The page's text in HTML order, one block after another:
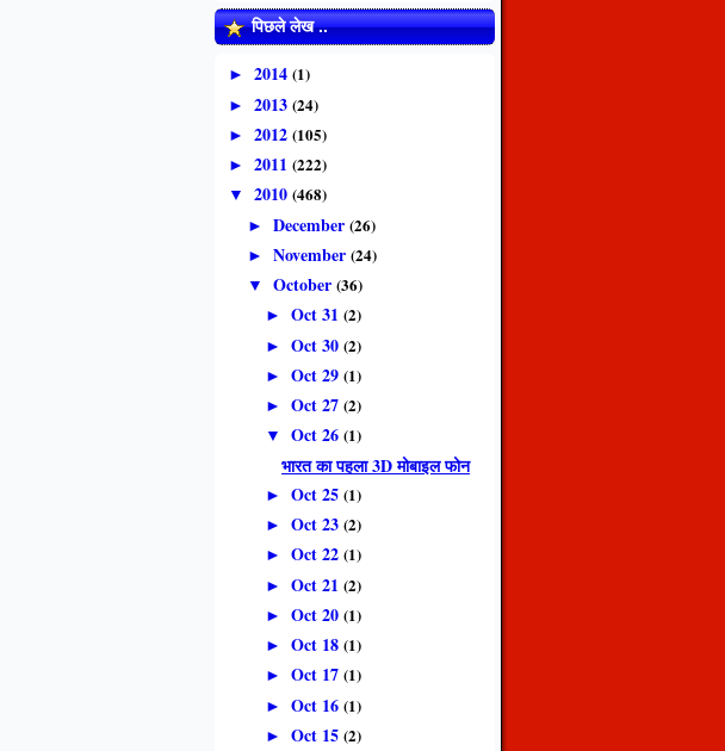
पिछले लेख ..
► 2014 (1)
► 2013 (24)
► 2012 (105)
► 2011 (222)
▼ 2010 (468)
► December (26)
► November (24)
▼ October (36)
►Oct 31(2)
►Oct 30(2)
►Oct 29(1)
►Oct 27(2)
▼Oct 26(1)
भारत का पहला 3D मोबाइल फोन
►Oct 25(1)
►Oct 23(2)
►Oct 22(1)
►Oct 21(2)
►Oct 20(1)
►Oct 18(1)
►Oct 17(1)
►Oct 16(1)
►Oct 15(2)